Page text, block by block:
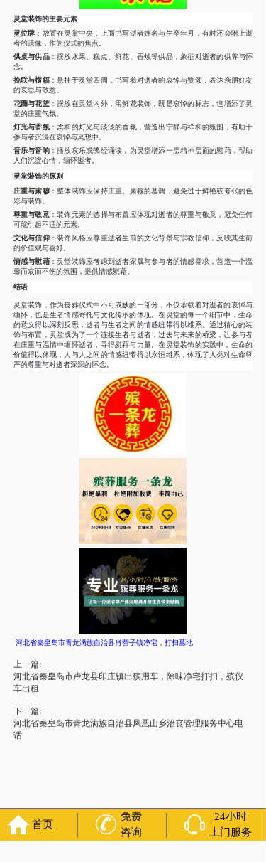
灵堂装饰的主要元素
灵位牌 ：放置在灵堂中央，上面书写逝者姓名与生卒年月，有时还会附上逝
者的遗像，作为仪式的焦点。
供桌与供品：摆放水果、糕点、鲜花、香烛等供品，象征对逝者的供养与怀
念。
挽联与横幅：悬挂于灵堂四周，书写着对逝者的哀悼与赞颂，表达亲朋好友
的哀思与敬意。
花圈与花篮：摆放在灵堂内外，用鲜花装饰，既是哀悼的标志，也增添了灵
堂的庄重气氛。
灯光与香氛：柔和的灯光与淡淡的香氛，营造出宁静与祥和的氛围，有助于
参与者沉浸在哀悼与冥想中。
音乐与音响：播放哀乐或佛经诵读，为灵堂增添一层精神层面的慰藉，帮助
人们沉淀心情，缅怀逝者。
灵堂装饰的原则
庄重与肃穆：整体装饰应保持庄重、肃穆的基调，避免过于鲜艳或夸张的色
彩与装饰。
尊重与敬意：装饰元素的选择与布置应体现对逝者的尊重与敬意，避免任何
可能引起不适的元素。
文化与信仰：装饰风格应尊重逝者生前的文化背景与宗教信仰，反映其生前
的价值观与喜好。
情感与慰藉：灵堂装饰应考虑到逝者家属与参与者的情感需求，营造一个温
馨而哀而不伤的氛围，提供情感慰藉。
结语
灵堂装饰，作为丧葬仪式中不可或缺的一部分，不仅承载着对逝者的哀悼与
缅怀，也是生者情感寄托与文化传承的体现。在灵堂的每一个细节中，生命
的意义得以深刻反思，逝者与生者之间的情感纽带得以维系。通过精心的装
饰与布置，灵堂成为了一个连接生者与逝者，过去与未来的桥梁，让参与者
在庄重与温情中缅怀逝者，寻得慰藉与力量。在灵堂装饰的实践中，生命的
价值得以体现，人与人之间的情感纽带得以永恒维系，体现了人类对生命尊
严的尊重与对逝者深深的怀念。
河北省秦皇岛市青龙满族自治县肖营子镇净宅，打扫墓地
上一篇:
河北省秦皇岛市卢龙县印庄镇出殡用车，除味净宅打扫，殡仪
车出租
下一篇:
河北省秦皇岛市青龙满族自治县凤凰山乡治丧管理服务中心电
话
友情链接：殡葬服务苏州丧葬公司石家庄殡葬一条龙长沙殡
首页
免费
咨询
24小时
上门服务